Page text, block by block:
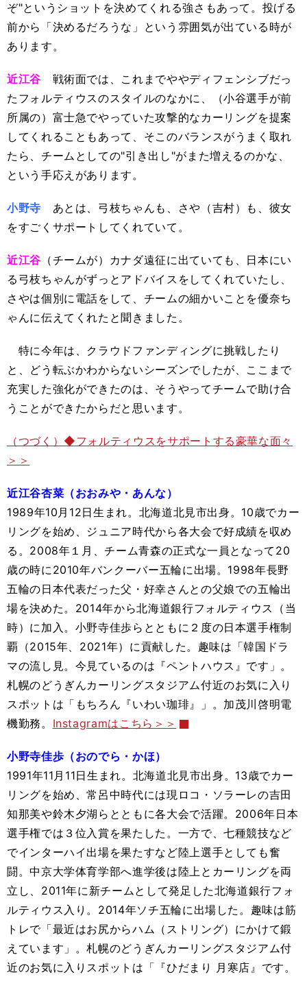
ぞ"というショットを決めてくれる強さもあって。投げる
前から「決めるだろうな」という雰囲気が出ている時が
あります。
近江谷 戦術面では、これまでややディフェンシブだっ
たフォルティウスのスタイルのなかに、（小谷選手が前
所属の）富士急でやっていた攻撃的なカーリングを提案
してくれることもあって、そこのバランスがうまく取れ
たら、チームとしての"引き出し"がまた増えるのかな、
という手応えがあります。
小野寺 あとは、弓枝ちゃんも、さや（吉村）も、彼女
をすごくサポートしてくれていて。
近江谷 （チームが）カナダ遠征に出ていても、日本にい
る弓枝ちゃんがずっとアドバイスをしてくれていたし、
さやは個別に電話をして、チームの細かいことを優奈ち
ゃんに伝えてくれたと聞きました。
特に今年は、クラウドファンディングに挑戦したり
と、どう転ぶかわからないシーズンでしたが、ここまで
充実した強化ができたのは、そうやってチームで助け合
うことができたからだと思います。
（つづく）◆フォルティウスをサポートする豪華な面々
＞＞
近江谷杏菜（おおみや・あんな）
1989年10月12日生まれ。北海道北見市出身。10歳でカー
リングを始め、ジュニア時代から各大会で好成績を収め
る。2008年１月、チーム青森の正式な一員となって20
歳の時に2010年バンクーバー五輪に出場。1998年長野
五輪の日本代表だった父・好幸さんとの父娘での五輪出
場を決めた。2014年から北海道銀行フォルティウス（当
時）に加入。小野寺佳歩らとともに２度の日本選手権制
覇（2015年、2021年）に貢献した。趣味は「韓国ドラ
マの流し見。今見ているのは『ペントハウス』です」。
札幌のどうぎんカーリングスタジアム付近のお気に入り
スポットは「もちろん『いわい珈琲』」。加茂川啓明電
機勤務。 Instagramはこちら＞＞
小野寺佳歩（おのでら・かほ）
1991年11月11日生まれ。北海道北見市出身。13歳でカー
リングを始め、常呂中時代には現ロコ・ソラーレの吉田
知那美や鈴木夕湖らとともに各大会で活躍。2006年日本
選手権では３位入賞を果たした。一方で、七種競技など
でインターハイ出場を果たすなど陸上選手としても奮
闘。中京大学体育学部へ進学後は陸上とカーリングを両
立し、2011年に新チームとして発足した北海道銀行フォ
ルティウス入り。2014年ソチ五輪に出場した。趣味は筋
トレで「最近はお尻からハム（ストリング）にかけて鍛
えています」。札幌のどうぎんカーリングスタジアム付
近のお気に入りスポットは「『ひだまり 月寒店』です。